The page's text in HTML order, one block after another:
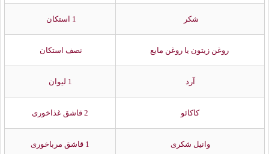
شکر 1 استکان
روغن زیتون یا روغن مایع نصف استکان
آرد 1 لیوان
کاکائو 2 قاشق غذاخوری
وانیل شکری 1 قاشق مرباخوری